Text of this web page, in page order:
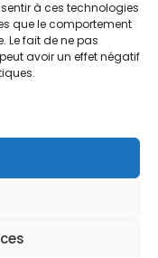
à ces technologies
que le comportement
Le fait de ne pas
avoir un effet négatif
projet compte.
logement, de
de rénovation
chaque action
:
c’est
aussi agir
les émissions